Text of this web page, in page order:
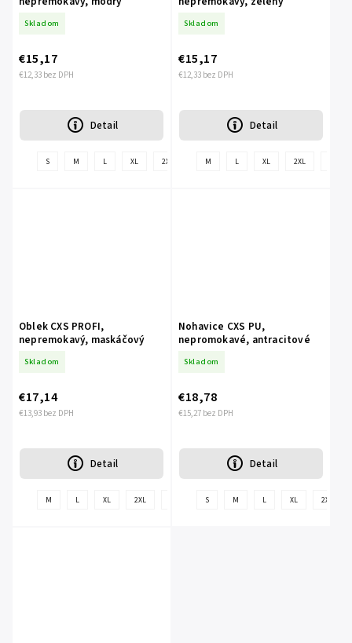
Skladom
€12,33 bez DPH
€15,17
Detail
S M L XL 2XL 3XL 4XL
ďalšie
Skladom
€12,33 bez DPH
€15,17
Detail
M L XL 2XL
Oblek CXS PROFI,
nepremokavý, maskáčový
Skladom
€13,93 bez DPH
€17,14
Detail
M L XL 2XL 4XL
ďalšie
Nohavice CXS PU,
nepromokavé, antracitové
Skladom
€15,27 bez DPH
€18,78
Detail
S M L XL 2XL